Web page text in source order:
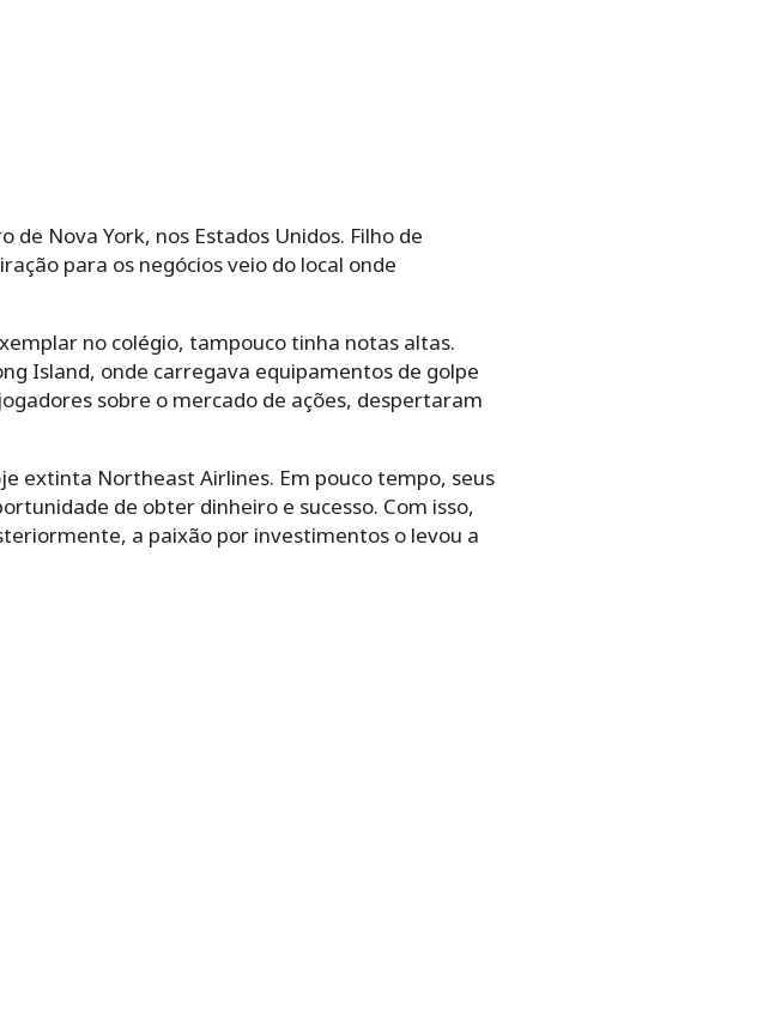
de Nova York, nos Estados Unidos. Filho de
para os negócios veio do local onde
no colégio, tampouco tinha notas altas.
Island, onde carregava equipamentos de golpe
sobre o mercado de ações, despertaram
extinta Northeast Airlines. Em pouco tempo, seus
de obter dinheiro e sucesso. Com isso,
a paixão por investimentos o levou a